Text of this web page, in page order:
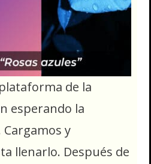
de la
esperando la
y
llenarlo. Después de